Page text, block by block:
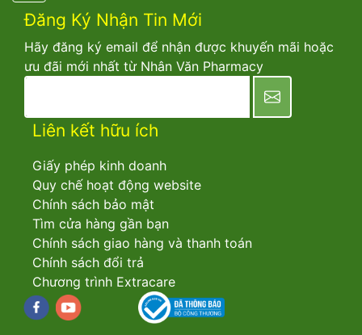
Đăng Ký Nhận Tin Mới
Hãy đăng ký email để nhận được khuyến mãi hoặc
ưu đãi mới nhất từ Nhân Văn Pharmacy
Liên kết hữu ích
Giấy phép kinh doanh
Quy chế hoạt động website
Chính sách bảo mật
Tìm cửa hàng gần bạn
Chính sách giao hàng và thanh toán
Chính sách đổi trả
Chương trình Extracare
Facebookyoutube